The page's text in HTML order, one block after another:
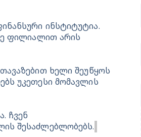
ინსტიტუტია.
ფილიალით არის
ხელი შეუწყოს
უკეთესი მომავლის
ჩვენ
შესაძლებლობებს.